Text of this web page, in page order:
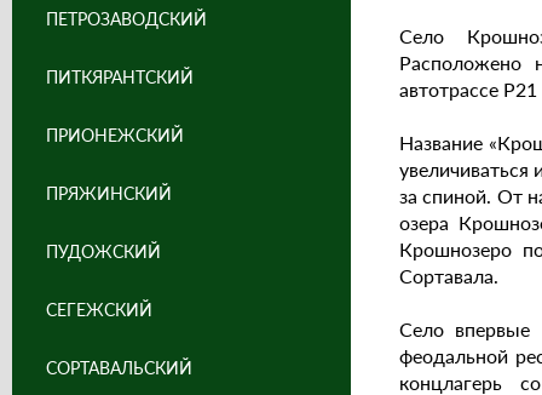
Село
Расположено
автотрассе
Название
за спиной. От
озера
Крошнозеро
Сортавала.
Село впервые
феодальной
концлагерь
ПЕТРОЗАВОДСКИЙ
ПИТКЯРАНТСКИЙ
ПРИОНЕЖСКИЙ
ПРЯЖИНСКИЙ
ПУДОЖСКИЙ
СЕГЕЖСКИЙ
СОРТАВАЛЬСКИЙ